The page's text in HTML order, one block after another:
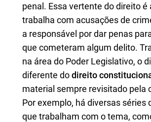
penal. Essa vertente do direito é
trabalha com acusações de
a responsável por dar penas
que cometeram algum delito.
na área do Poder Legislativo, o
diferente dodireito
material sempre revisitado pela
Por exemplo, há diversas séries
que trabalham com o tema,